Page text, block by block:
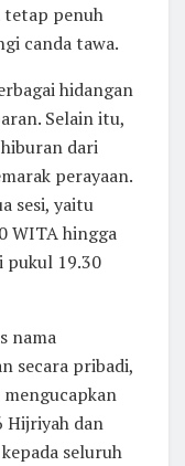
tetap penuh
canda tawa.
hidangan
Selain itu,
dari
perayaan.
sesi, yaitu
WITA hingga
pukul 19.30
nama
secara pribadi,
Hijriyah dan
seluruh